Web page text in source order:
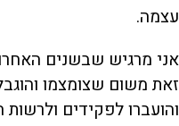
עצמה.
אני מרגיש שבשנים
זאת משום שצומצמו
והועברו לפקידים